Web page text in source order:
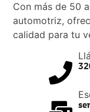
Con más de 50
automotriz,
calidad para tu